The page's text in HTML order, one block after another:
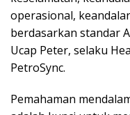
operasional,
berdasarkan standar
Ucap Peter, selaku
PetroSync.
Pemahaman